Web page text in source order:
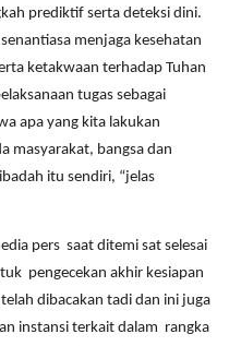
prediktif serta deteksi dini.
menjaga kesehatan
ketakwaan terhadap Tuhan
tugas sebagai
apa yang kita lakukan
masyarakat, bangsa dan
itu sendiri, “jelas
pers saat ditemi sat selesai
pengecekan akhir kesiapan
dibacakan tadi dan ini juga
instansi terkait dalam rangka